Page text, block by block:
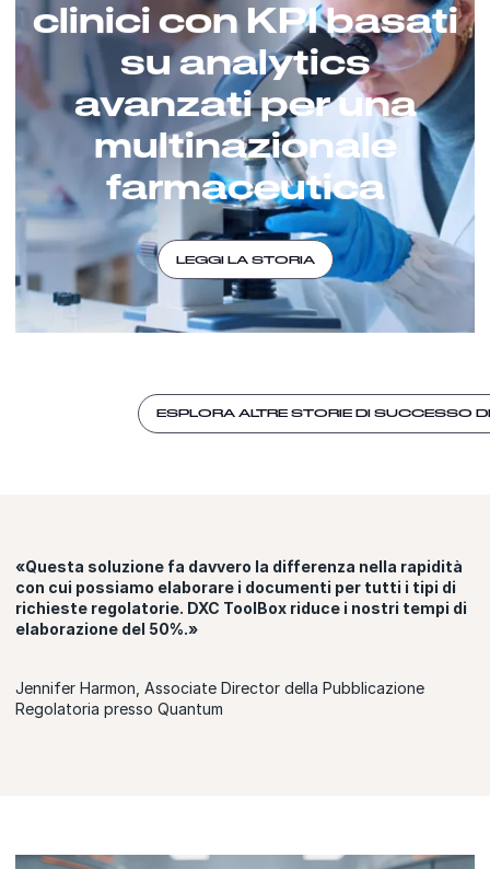
clinici con KPI basati
su analytics
avanzati per una
multinazionale
farmaceutica
LEGGI LA STORIA
ESPLORA ALTRE STORIE DI SUCCESSO
«Questa soluzione fa davvero la differenza nella rapidità
con cui possiamo elaborare i documenti per tutti i tipi di
richieste regolatorie. DXC ToolBox riduce i nostri tempi di
elaborazione del 50%.»
Jennifer Harmon, Associate Director della Pubblicazione
Regolatoria presso Quantum